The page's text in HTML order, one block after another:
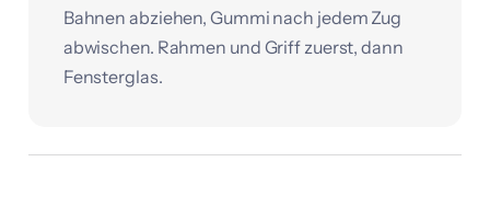
Bahnen abziehen, Gummi nach jedem Zug
abwischen. Rahmen und Griff zuerst, dann
Fensterglas.